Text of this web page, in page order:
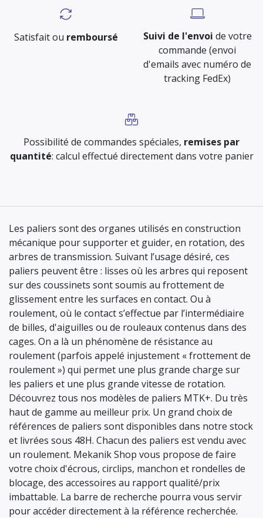
Satisfait ou remboursé Suivi de l'envoi de votre
commande (envoi
d'emails avec numéro de
tracking FedEx)
Possibilité de commandes spéciales, remises par
quantité: calcul effectué directement dans votre panier
Les paliers sont des organes utilisés en construction
mécanique pour supporter et guider, en rotation, des
arbres de transmission. Suivant l’usage désiré, ces
paliers peuvent être : lisses où les arbres qui reposent
sur des coussinets sont soumis au frottement de
glissement entre les surfaces en contact. Ou à
roulement, où le contact s’effectue par l’intermédiaire
de billes, d'aiguilles ou de rouleaux contenus dans des
cages. On a là un phénomène de résistance au
roulement (parfois appelé injustement « frottement de
roulement ») qui permet une plus grande charge sur
les paliers et une plus grande vitesse de rotation.
Découvrez tous nos modèles de paliers MTK+. Du très
haut de gamme au meilleur prix. Un grand choix de
références de paliers sont disponibles dans notre stock
et livrées sous 48H. Chacun des paliers est vendu avec
un roulement. Mekanik Shop vous propose de faire
votre choix d'écrous, circlips, manchon et rondelles de
blocage, des accessoires au rapport qualité/prix
imbattable. La barre de recherche pourra vous servir
pour accéder directement à la référence recherchée.